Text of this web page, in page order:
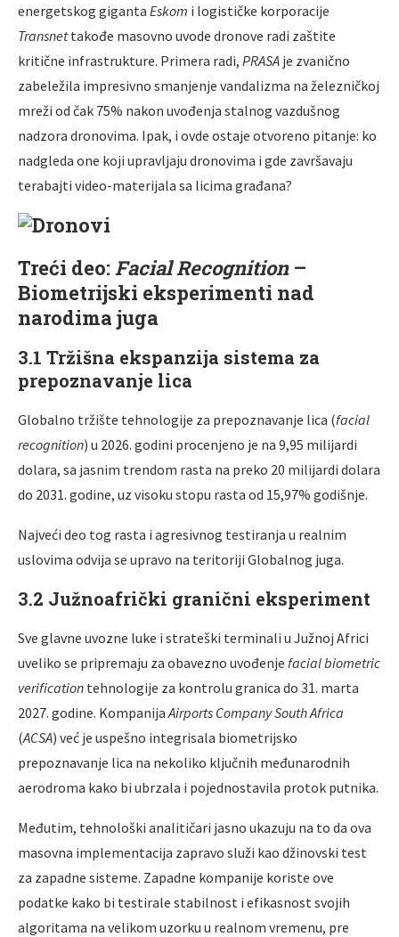
energetskog giganta Eskom i logističke korporacije
Transnettakođe masovno uvode dronove radi zaštite
kritične infrastrukture. Primera radi, PRASA je zvanično
zabeležila impresivno smanjenje vandalizma na železničkoj
mreži od čak 75% nakon uvođenja stalnog vazdušnog
nadzora dronovima. Ipak, i ovde ostaje otvoreno pitanje: ko
nadgleda one koji upravljaju dronovima i gde završavaju
terabajti video-materijala sa licima građana?
Treći deo:Facial Recognition–
Biometrijski eksperimenti nad
narodima juga
3.1 Tržišna ekspanzija sistema za
prepoznavanje lica
Globalno tržište tehnologije za prepoznavanje lica (facial
recognition) u 2026. godini procenjeno je na 9,95 milijardi
dolara, sa jasnim trendom rasta na preko 20 milijardi dolara
do 2031. godine, uz visoku stopu rasta od 15,97% godišnje.
Najveći deo tog rasta i agresivnog testiranja u realnim
uslovima odvija se upravo na teritoriji Globalnog juga.
3.2 Južnoafrički granični eksperiment
Sve glavne uvozne luke i strateški terminali u Južnoj Africi
uveliko se pripremaju za obavezno uvođenje facial biometric
verification tehnologije za kontrolu granica do 31. marta
2027. godine. Kompanija Airports Company South Africa
(ACSA) već je uspešno integrisala biometrijsko
prepoznavanje lica na nekoliko ključnih međunarodnih
aerodroma kako bi ubrzala i pojednostavila protok putnika.
Međutim, tehnološki analitičari jasno ukazuju na to da ova
masovna implementacija zapravo služi kao džinovski test
za zapadne sisteme. Zapadne kompanije koriste ove
podatke kako bi testirale stabilnost i efikasnost svojih
algoritama na velikom uzorku u realnom vremenu, pre